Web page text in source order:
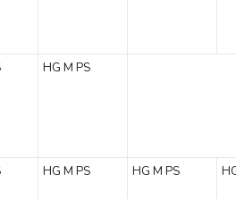
HG M PS
HG M PS HG M PS